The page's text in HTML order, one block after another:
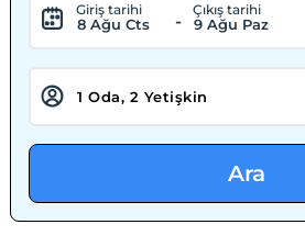
Giriş tarihi
8 Ağu Cts -
Çıkış tarihi
9 Ağu Paz
Ara